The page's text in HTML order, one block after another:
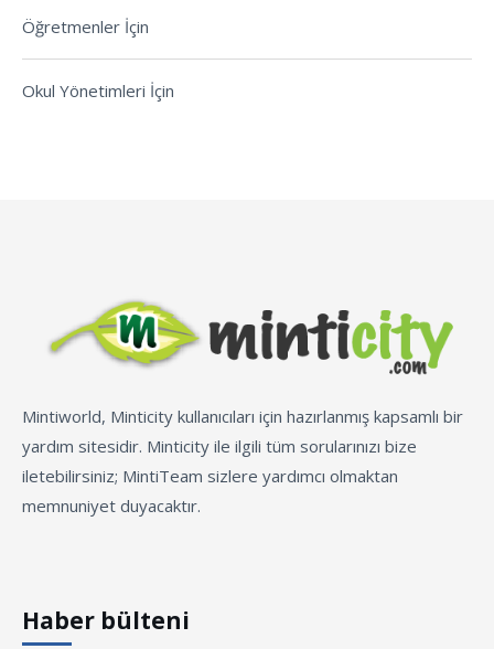
Öğretmenler İçin
Okul Yönetimleri İçin
Mintiworld, Minticity kullanıcıları için hazırlanmış kapsamlı bir
yardım sitesidir. Minticity ile ilgili tüm sorularınızı bize
iletebilirsiniz; MintiTeam sizlere yardımcı olmaktan
memnuniyet duyacaktır.
Haber bülteni